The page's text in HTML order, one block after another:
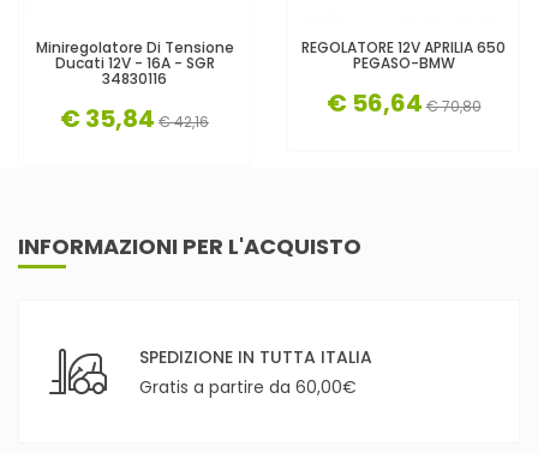
Miniregolatore Di Tensione
Ducati 12V - 16A - SGR
34830116
€ 35,84 € 42,16
REGOLATORE 12V APRILIA 650
PEGASO-BMW
€ 56,64 € 70,80
INFORMAZIONI PER L'ACQUISTO
SPEDIZIONE IN TUTTA ITALIA
Gratis a partire da 60,00€